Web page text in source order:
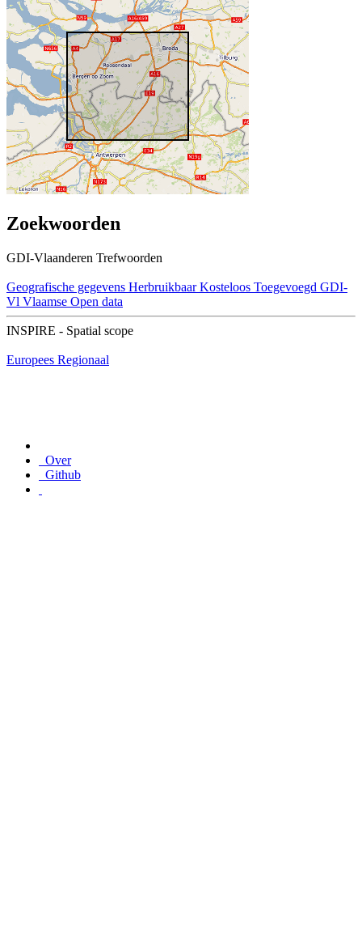
Zoekwoorden
GDI-Vlaanderen Trefwoorden
Geografische gegevens Herbruikbaar Kosteloos Toegevoegd GDI-
Vl Vlaamse Open data
INSPIRE - Spatial scope
Europees Regionaal
Over
Github